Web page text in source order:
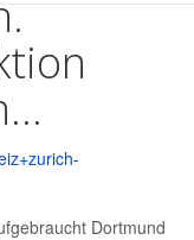
Dortmund